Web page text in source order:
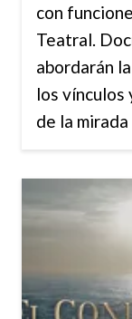
con
Teatral.
abordarán
los
de la